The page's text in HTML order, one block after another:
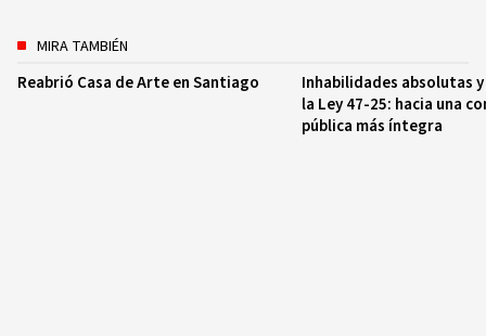
MIRA TAMBIÉN
Reabrió Casa de Arte en Santiago
Inhabilidades absolutas
la Ley 47-25: hacia una
pública más íntegra